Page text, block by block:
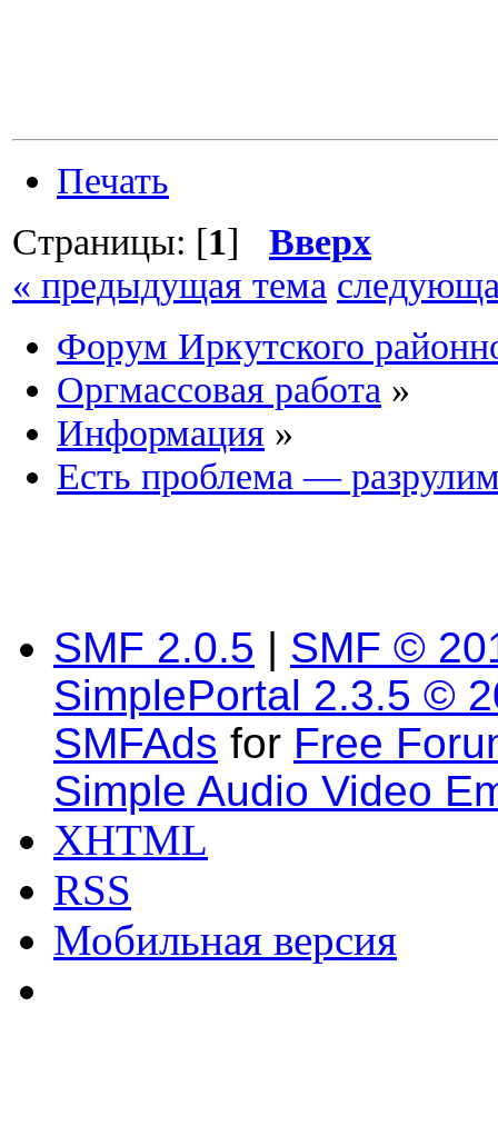
Печать
Страницы: [1] Вверх
« предыдущая тема
Форум Иркутского
Оргмассовая работа »
Информация »
Есть проблема —
SMF 2.0.5 | SMF ©
SimplePortal 2.3.5 ©
SMFAds for Free
Simple Audio Video
XHTML
RSS
Мобильная версия